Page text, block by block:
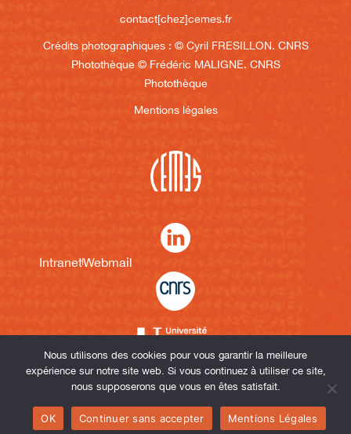
contact[chez]cemes.fr
Crédits photographiques : © Cyril FRESILLON. CNRS
Photothèque © Frédéric MALIGNE. CNRS
Photothèque
Mentions légales
IntranetWebmail
Nous utilisons des cookies pour vous garantir la meilleure
expérience sur notre site web. Si vous continuez à utiliser ce site,
nous supposerons que vous en êtes satisfait.
OK Continuer sans accepter Mentions Légales